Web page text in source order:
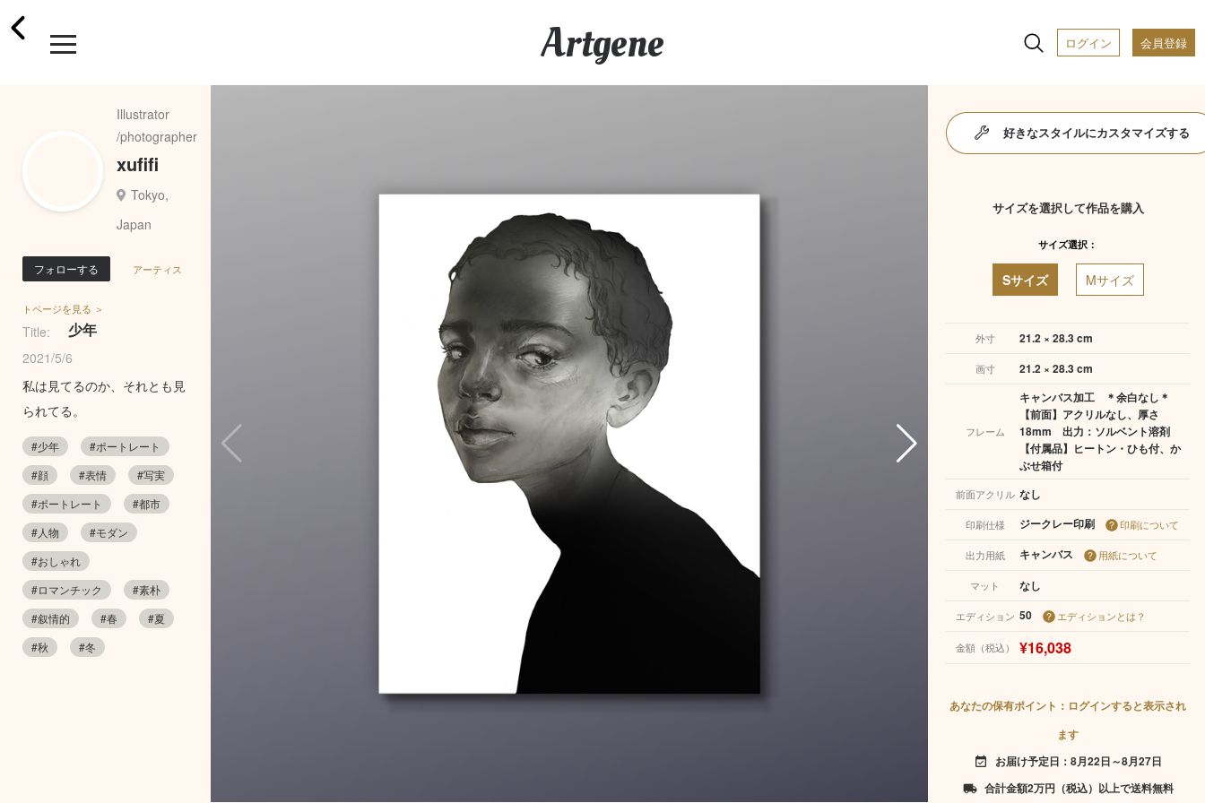
Artgene ログイン 会員登録
Illustrator
/photographer
xufifi
Tokyo,
Japan
フォローする アーティス
トページを見る ＞
Title: 少年
2021/5/6
私は見てるのか、それとも見
られてる。
#少年
#ポートレート
#顔
#表情
#写実
#ポートレート
#都市
#人物
#モダン
#おしゃれ
#ロマンチック
#素朴
#叙情的
#春
#夏
#秋
#冬
好きなスタイルにカスタマイズする
サイズを選択して作品を購入
サイズ選択：
Sサイズ Mサイズ
外寸 21.2 × 28.3 cm
画寸 21.2 × 28.3 cm
フレーム
キャンバス加工 ＊余白なし＊
【前面】アクリルなし、厚さ
18mm 出力：ソルベント溶剤
【付属品】ヒートン・ひも付、か
ぶせ箱付
前面アクリル なし
印刷仕様 ジークレー印刷 印刷について
出力用紙 キャンバス 用紙について
マット なし
エディション 50 エディションとは？
金額（税込） ¥16,038
あなたの保有ポイント：ログインすると表示され
ます
event_available お届け予定日：8月22日～8月27日
local_shipping 合計金額2万円（税込）以上で送料無料